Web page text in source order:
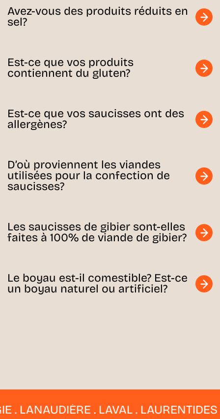
Avez-vous des produits réduits en
sel?
Est-ce que vos produits
contiennent du gluten?
Est-ce que vos saucisses ont des
allergènes?
D’où proviennent les viandes
utilisées pour la confection de
saucisses?
Les saucisses de gibier sont-elles
faites à 100% de viande de gibier?
Le boyau est-il comestible? Est-ce
un boyau naturel ou artificiel?
. LANAUDIÈRE . LAVAL .